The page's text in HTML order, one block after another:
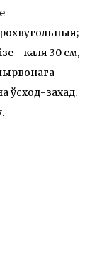
- каля 30 см,
ўсход-захад.